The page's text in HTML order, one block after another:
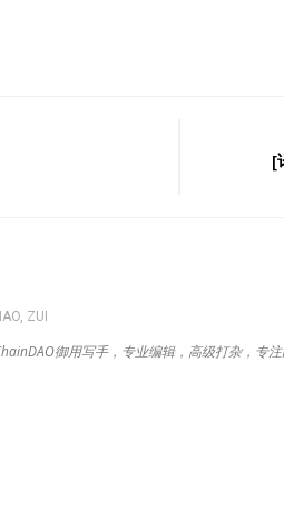
[
ZUI
御用写手，专业编辑，高级打杂，专